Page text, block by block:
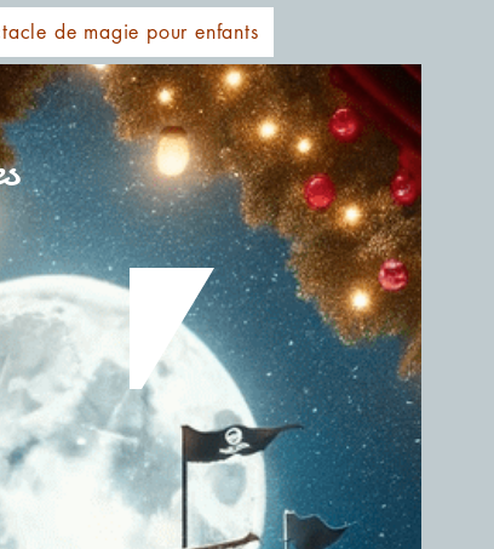
de magie pour enfants